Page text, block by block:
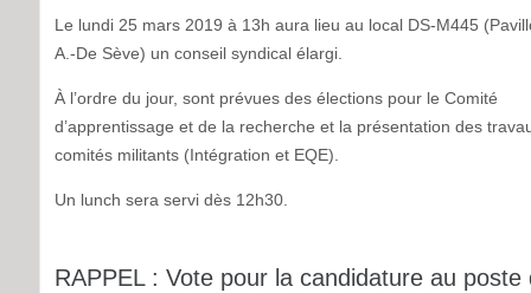
Le lundi 25 mars 2019 à 13h aura lieu au local DS-M445
A.-De Sève) un conseil syndical élargi.
À l’ordre du jour, sont prévues des élections pour le Comité
d’apprentissage et de la recherche et la présentation des
comités militants (Intégration et EQE).
Un lunch sera servi dès 12h30.
RAPPEL : Vote pour la candidature au poste